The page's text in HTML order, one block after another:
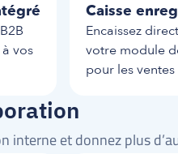
vos
Caisse
Encaissez
votre module
pour les
interne et donnez plus